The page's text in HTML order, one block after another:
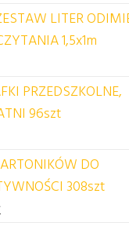
LITER
1,5x1m
PRZEDSZKOLNE,
96szt
wynosiła: 70,00
cena wynosi:
DO
308szt
cena wynosiła: 140,00
Aktualna cena